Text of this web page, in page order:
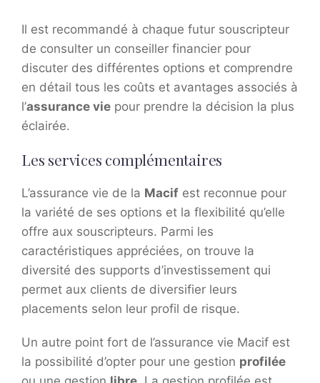
Il est recommandé à chaque futur souscripteur
de consulter un conseiller financier pour
discuter des différentes options et comprendre
en détail tous les coûts et avantages associés à
l’assurance vie pour prendre la décision la plus
éclairée.
Les services complémentaires
L’assurance vie de la Macif est reconnue pour
la variété de ses options et la flexibilité qu’elle
offre aux souscripteurs. Parmi les
caractéristiques appréciées, on trouve la
diversité des supports d’investissement qui
permet aux clients de diversifier leurs
placements selon leur profil de risque.
Un autre point fort de l’assurance vie Macif est
la possibilité d’opter pour une gestion profilée